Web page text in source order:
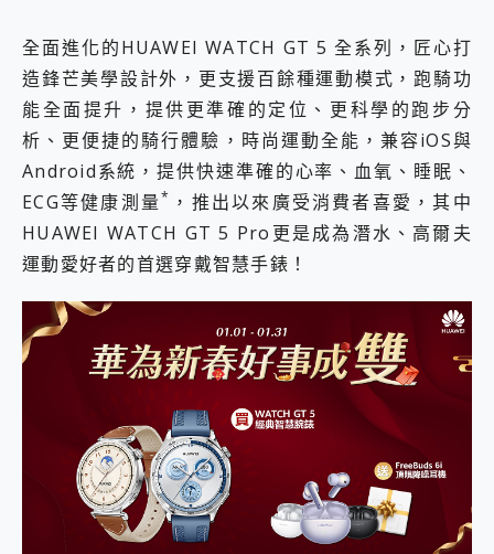
全面進化的HUAWEI WATCH GT 5 全系列，匠心打
造鋒芒美學設計外，更支援百餘種運動模式，跑騎功
能全面提升，提供更準確的定位、更科學的跑步分
析、更便捷的騎行體驗，時尚運動全能，兼容iOS與
Android系統，提供快速準確的心率、血氧、睡眠、
ECG等健康測量* ，推出以來廣受消費者喜愛，其中
HUAWEI WATCH GT 5 Pro更是成為潛水、高爾夫
運動愛好者的首選穿戴智慧手錶！